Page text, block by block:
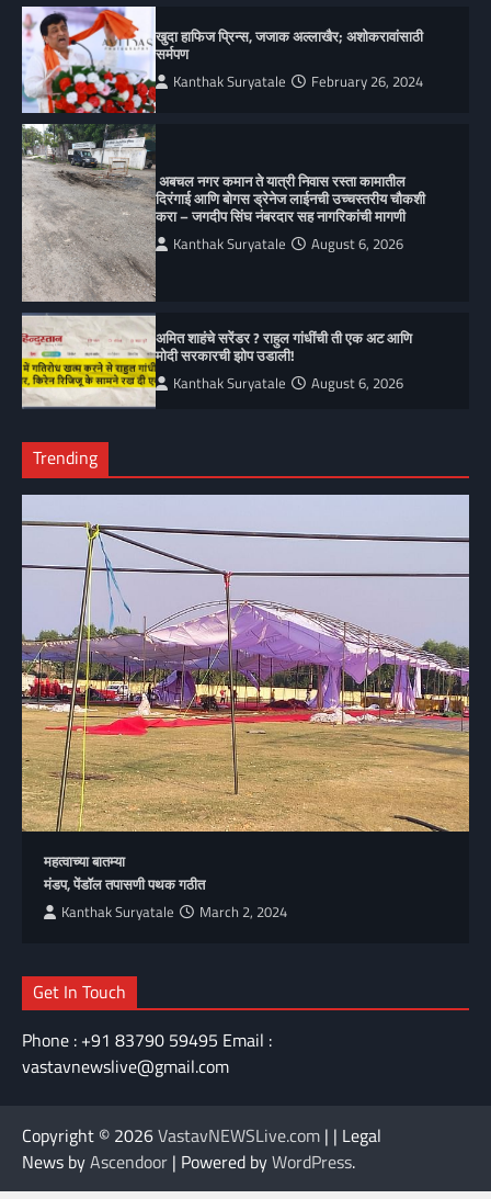
खुदा हाफिज प्रिन्स, जजाक अल्लाखैर; अशोकरावांसाठी
सर्मपण
Kanthak Suryatale February 26, 2024
अबचल नगर कमान ते यात्री निवास रस्ता कामातील
दिरंगाई आणि बोगस ड्रेनेज लाईनची उच्चस्तरीय चौकशी
करा – जगदीप सिंघ नंबरदार सह नागरिकांची मागणी
Kanthak Suryatale August 6, 2026
अमित शाहंचे सरेंडर ? राहुल गांधींची ती एक अट आणि
मोदी सरकारची झोप उडाली!
Kanthak Suryatale August 6, 2026
Trending
महत्वाच्या बातम्या
मंडप, पेंडॉल तपासणी पथक गठीत
Kanthak Suryatale March 2, 2024
Get In Touch
Phone : +91 83790 59495 Email :
vastavnewslive@gmail.com
Copyright © 2026VastavNEWSLive.com | | Legal
News byAscendoor | Powered byWordPress.